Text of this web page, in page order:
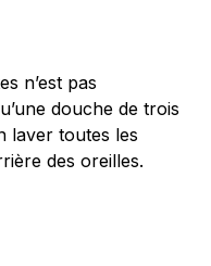
n’est pas
douche de trois
laver toutes les
des oreilles.